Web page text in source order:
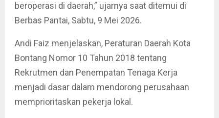
beroperasi di daerah,” ujarnya saat ditemui di
Berbas Pantai, Sabtu, 9 Mei 2026.
Andi Faiz menjelaskan, Peraturan Daerah Kota
Bontang Nomor 10 Tahun 2018 tentang
Rekrutmen dan Penempatan Tenaga Kerja
menjadi dasar dalam mendorong perusahaan
memprioritaskan pekerja lokal.